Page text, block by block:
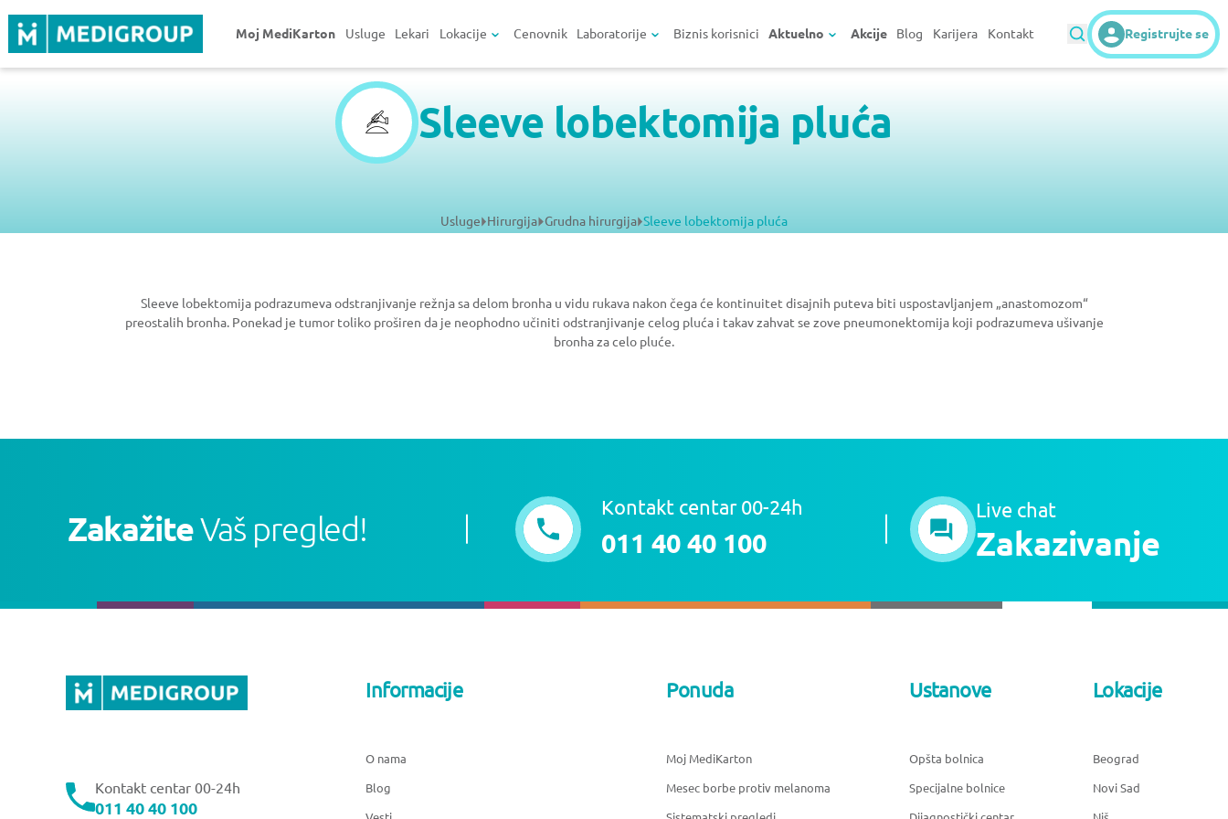
Moj MediKarton Usluge Lekari Lokacije Cenovnik Laboratorije Biznis korisnici Aktuelno Akcije Blog Karijera Kontakt Registrujte se
Sleeve lobektomija pluća
Usluge Hirurgija Grudna hirurgija Sleeve lobektomija pluća
Sleeve lobektomija podrazumeva odstranjivanje režnja sa delom bronha u vidu rukava nakon čega će kontinuitet disajnih puteva biti uspostavljanjem „anastomozom“
preostalih bronha. Ponekad je tumor toliko proširen da je neophodno učiniti odstranjivanje celog pluća i takav zahvat se zove pneumonektomija koji podrazumeva ušivanje
bronha za celo pluće.
ZakažiteVaš pregled!
Kontakt centar 00-24h
011 40 40 100
Live chat
Zakazivanje
Kontakt centar 00-24h
011 40 40 100
Informacije
O nama
Blog
Ponuda
Moj MediKarton
Mesec borbe protiv melanoma
Ustanove
Opšta bolnica
Specijalne bolnice
Lokacije
Beograd
Novi Sad